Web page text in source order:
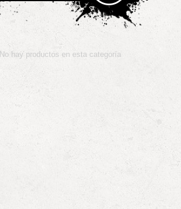
No hay productos en esta categoría